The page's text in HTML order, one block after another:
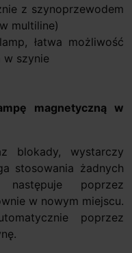
z szynoprzewodem
multiline)
łatwa możliwość
w szynie
magnetyczną w
blokady, wystarczy
stosowania żadnych
poprzez
w nowym miejscu.
poprzez